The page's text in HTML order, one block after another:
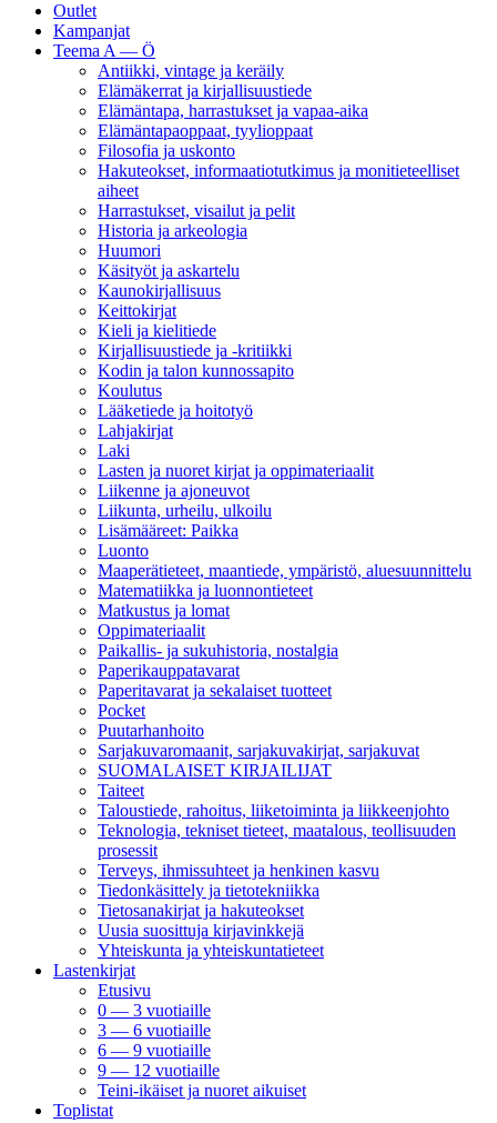
Outlet
Kampanjat
Teema A — Ö
Antiikki, vintage ja keräily
Elämäkerrat ja kirjallisuustiede
Elämäntapa, harrastukset ja vapaa-aika
Elämäntapaoppaat, tyylioppaat
Filosofia ja uskonto
Hakuteokset, informaatiotutkimus ja monitieteelliset
aiheet
Harrastukset, visailut ja pelit
Historia ja arkeologia
Huumori
Käsityöt ja askartelu
Kaunokirjallisuus
Keittokirjat
Kieli ja kielitiede
Kirjallisuustiede ja -kritiikki
Kodin ja talon kunnossapito
Koulutus
Lääketiede ja hoitotyö
Lahjakirjat
Laki
Lasten ja nuoret kirjat ja oppimateriaalit
Liikenne ja ajoneuvot
Liikunta, urheilu, ulkoilu
Lisämääreet: Paikka
Luonto
Maaperätieteet, maantiede, ympäristö, aluesuunnittelu
Matematiikka ja luonnontieteet
Matkustus ja lomat
Oppimateriaalit
Paikallis- ja sukuhistoria, nostalgia
Paperikauppatavarat
Paperitavarat ja sekalaiset tuotteet
Pocket
Puutarhanhoito
Sarjakuvaromaanit, sarjakuvakirjat, sarjakuvat
SUOMALAISET KIRJAILIJAT
Taiteet
Taloustiede, rahoitus, liiketoiminta ja liikkeenjohto
Teknologia, tekniset tieteet, maatalous, teollisuuden
prosessit
Terveys, ihmissuhteet ja henkinen kasvu
Tiedonkäsittely ja tietotekniikka
Tietosanakirjat ja hakuteokset
Uusia suosittuja kirjavinkkejä
Yhteiskunta ja yhteiskuntatieteet
Lastenkirjat
Etusivu
0 — 3 vuotiaille
3 — 6 vuotiaille
6 — 9 vuotiaille
9 — 12 vuotiaille
Teini-ikäiset ja nuoret aikuiset
Toplistat